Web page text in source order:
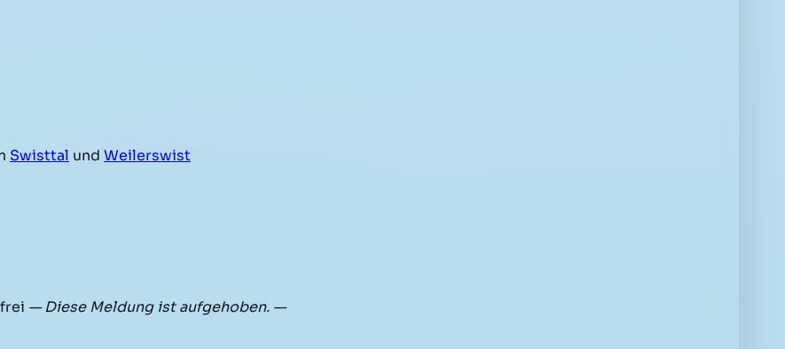
Swisttal und Weilerswist
— Diese Meldung ist aufgehoben. —